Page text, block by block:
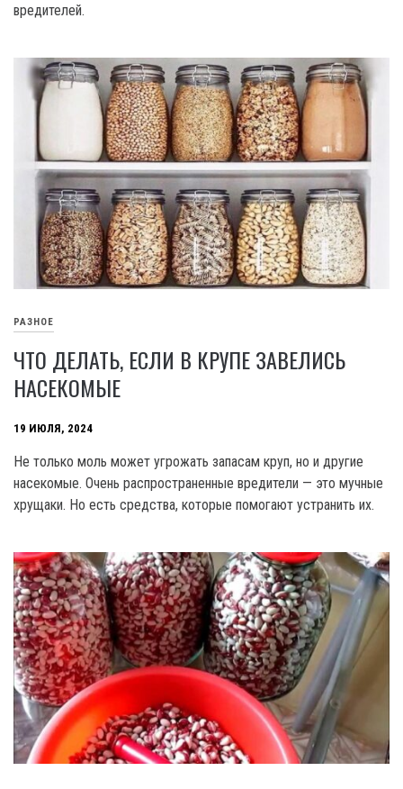
вредителей.
РАЗНОЕ
ЧТО ДЕЛАТЬ, ЕСЛИ В КРУПЕ ЗАВЕЛИСЬ
НАСЕКОМЫЕ
19 ИЮЛЯ, 2024
Не только моль может угрожать запасам круп, но и другие
насекомые. Очень распространенные вредители — это мучные
хрущаки. Но есть средства, которые помогают устранить их.